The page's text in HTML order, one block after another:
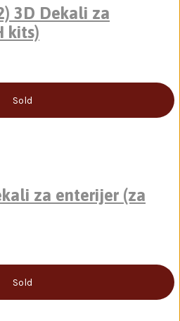
3D Dekali za
kits)
Sold
za enterijer (za
Sold